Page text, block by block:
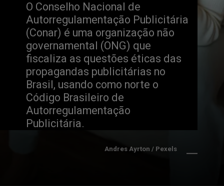
O Conselho Nacional de
Autorregulamentação Publicitária
(Conar) é uma organização não
governamental (ONG) que
fiscaliza as questões éticas das
propagandas publicitárias no
Brasil, usando como norte o
Código Brasileiro de
Autorregulamentação
Publicitária.
Andres Ayrton / Pexels